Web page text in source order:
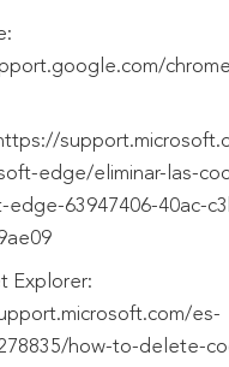
edge/eliminar-las-
edge-63947406-40ac-
Explorer:
es-
how-to-delete-